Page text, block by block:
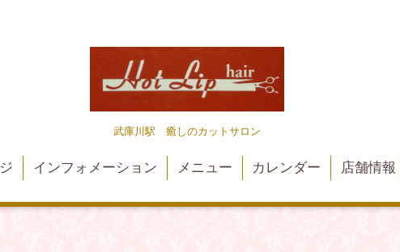
武庫川駅 癒しのカットサロン
インフォメーション メニュー カレンダー 店舗情報